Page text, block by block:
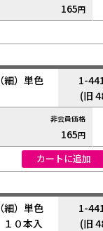
165円
細）単色
1-
(旧
165円
カートに追加
細）単色
１０本入
1-
(旧